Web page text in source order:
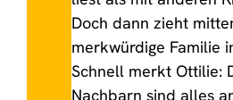
Doch dann zieht
merkwürdige Familie
Schnell merkt Ottilie:
Nachbarn sind alles